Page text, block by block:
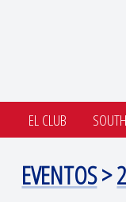
EL CLUB
EVENTOS>